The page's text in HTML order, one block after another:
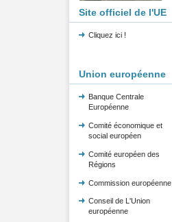
Site officiel de l'UE
Cliquez ici !
Union européenne
Banque Centrale
Européenne
Comité économique et
social européen
Comité européen des
Régions
Commission européenne
Conseil de L'Union
européenne